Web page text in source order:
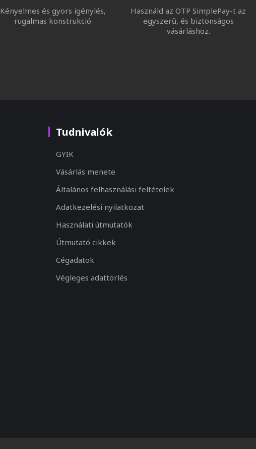
Kényelmes és gyors igénylés,
rugalmas konstrukció
Használd az OTP SimplePay-t az
egyszerű, és biztonságos
vásárláshoz.
Tudnivalók
GYIK
Vásárlás menete
Általános felhasználási feltételek
Adatkezelési nyilatkozat
Használati útmutatók
Útmutató cikkek
Cégadatok
Végleges adattörlés